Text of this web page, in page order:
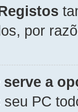
por
serve a
seu PC